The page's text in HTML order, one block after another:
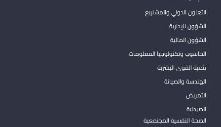
التعاون الدولي والمشاريع
الشؤون الإدارية
الشؤون المالية
الحاسوب وتكنولوجيا المعلومات
تنمية القوى البشرية
الهندسة والصيانة
التمريض
الصيدلية
الصحة النفسية المجتمعية